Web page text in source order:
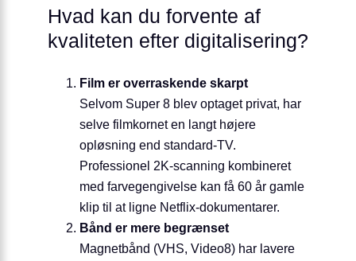
Hvad kan du forvente af
kvaliteten efter digitalisering?
Film er overraskende skarpt
Selvom Super 8 blev optaget privat, har
selve filmkornet en langt højere
opløsning end standard-TV.
Professionel 2K-scanning kombineret
med farvegengivelse kan få 60 år gamle
klip til at ligne Netflix-dokumentarer.
Bånd er mere begrænset
Magnetbånd (VHS, Video8) har lavere